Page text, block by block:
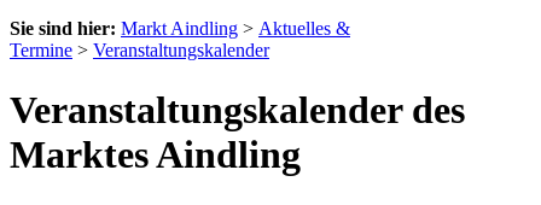
Sie sind hier: Markt Aindling > Aktuelles &
Termine > Veranstaltungskalender
Veranstaltungskalender des
Marktes Aindling